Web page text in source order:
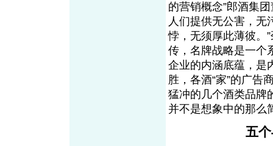
的营销概念”郎酒集
人们提供无公害，无
悖，无须厚此薄彼。
传，名牌战略是一个
企业的内涵底蕴，是
胜，各酒“家”的广告
猛冲的几个酒类品牌
并不是想象中的那么
五